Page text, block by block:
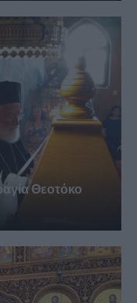
Θεοτόκο